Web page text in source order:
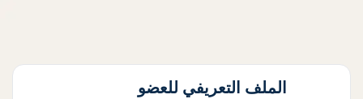
الملف التعريفي للعضو